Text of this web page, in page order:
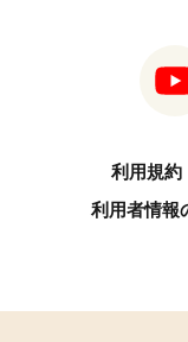
利用規約
利用者情報